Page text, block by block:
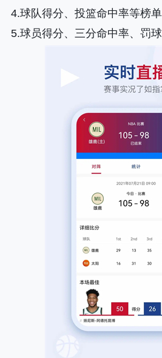
4.球队得分、投篮命中率等榜单
5.球员得分、三分命中率、罚球